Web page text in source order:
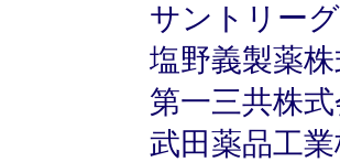
サントリー
塩野義製薬
第一三共株
武田薬品工